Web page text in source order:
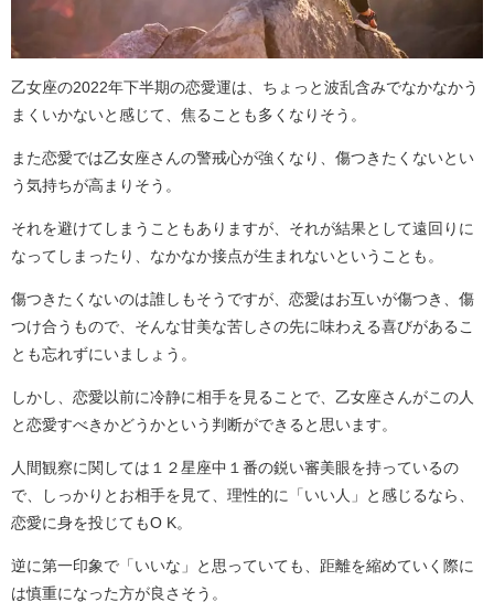
乙女座の2022年下半期の恋愛運は、ちょっと波乱含みでなかなかう
まくいかないと感じて、焦ることも多くなりそう。
また恋愛では乙女座さんの警戒心が強くなり、傷つきたくないとい
う気持ちが高まりそう。
それを避けてしまうこともありますが、それが結果として遠回りに
なってしまったり、なかなか接点が生まれないということも。
傷つきたくないのは誰しもそうですが、恋愛はお互いが傷つき、傷
つけ合うもので、そんな甘美な苦しさの先に味わえる喜びがあるこ
とも忘れずにいましょう。
しかし、恋愛以前に冷静に相手を見ることで、乙女座さんがこの人
と恋愛すべきかどうかという判断ができると思います。
人間観察に関しては１２星座中１番の鋭い審美眼を持っているの
で、しっかりとお相手を見て、理性的に「いい人」と感じるなら、
恋愛に身を投じてもO K。
逆に第一印象で「いいな」と思っていても、距離を縮めていく際に
は慎重になった方が良さそう。